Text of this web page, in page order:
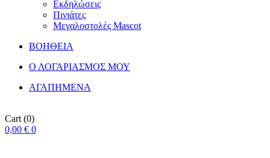
Εκδηλώσεις
Πινιάτες
Μεγαλοστολές Mascot
ΒΟΗΘΕΙΑ
Ο ΛΟΓΑΡΙΑΣΜΟΣ ΜΟΥ
ΑΓΑΠΗΜΕΝΑ
Cart (0)
0,00 € 0